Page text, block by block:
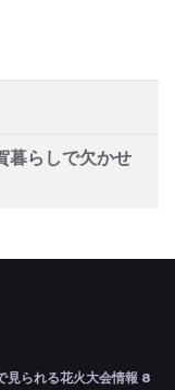
らしで欠かせ
見られる花火大会情報 8